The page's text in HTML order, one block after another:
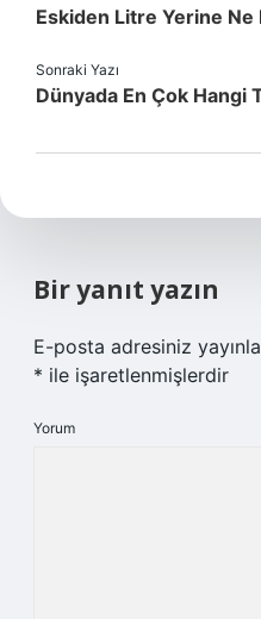
Eskiden Litre Yerine Ne
Sonraki Yazı
Dünyada En Çok Hangi
Bir yanıt yazın
E-posta adresiniz
* ile işaretlenmişlerdir
Yorum